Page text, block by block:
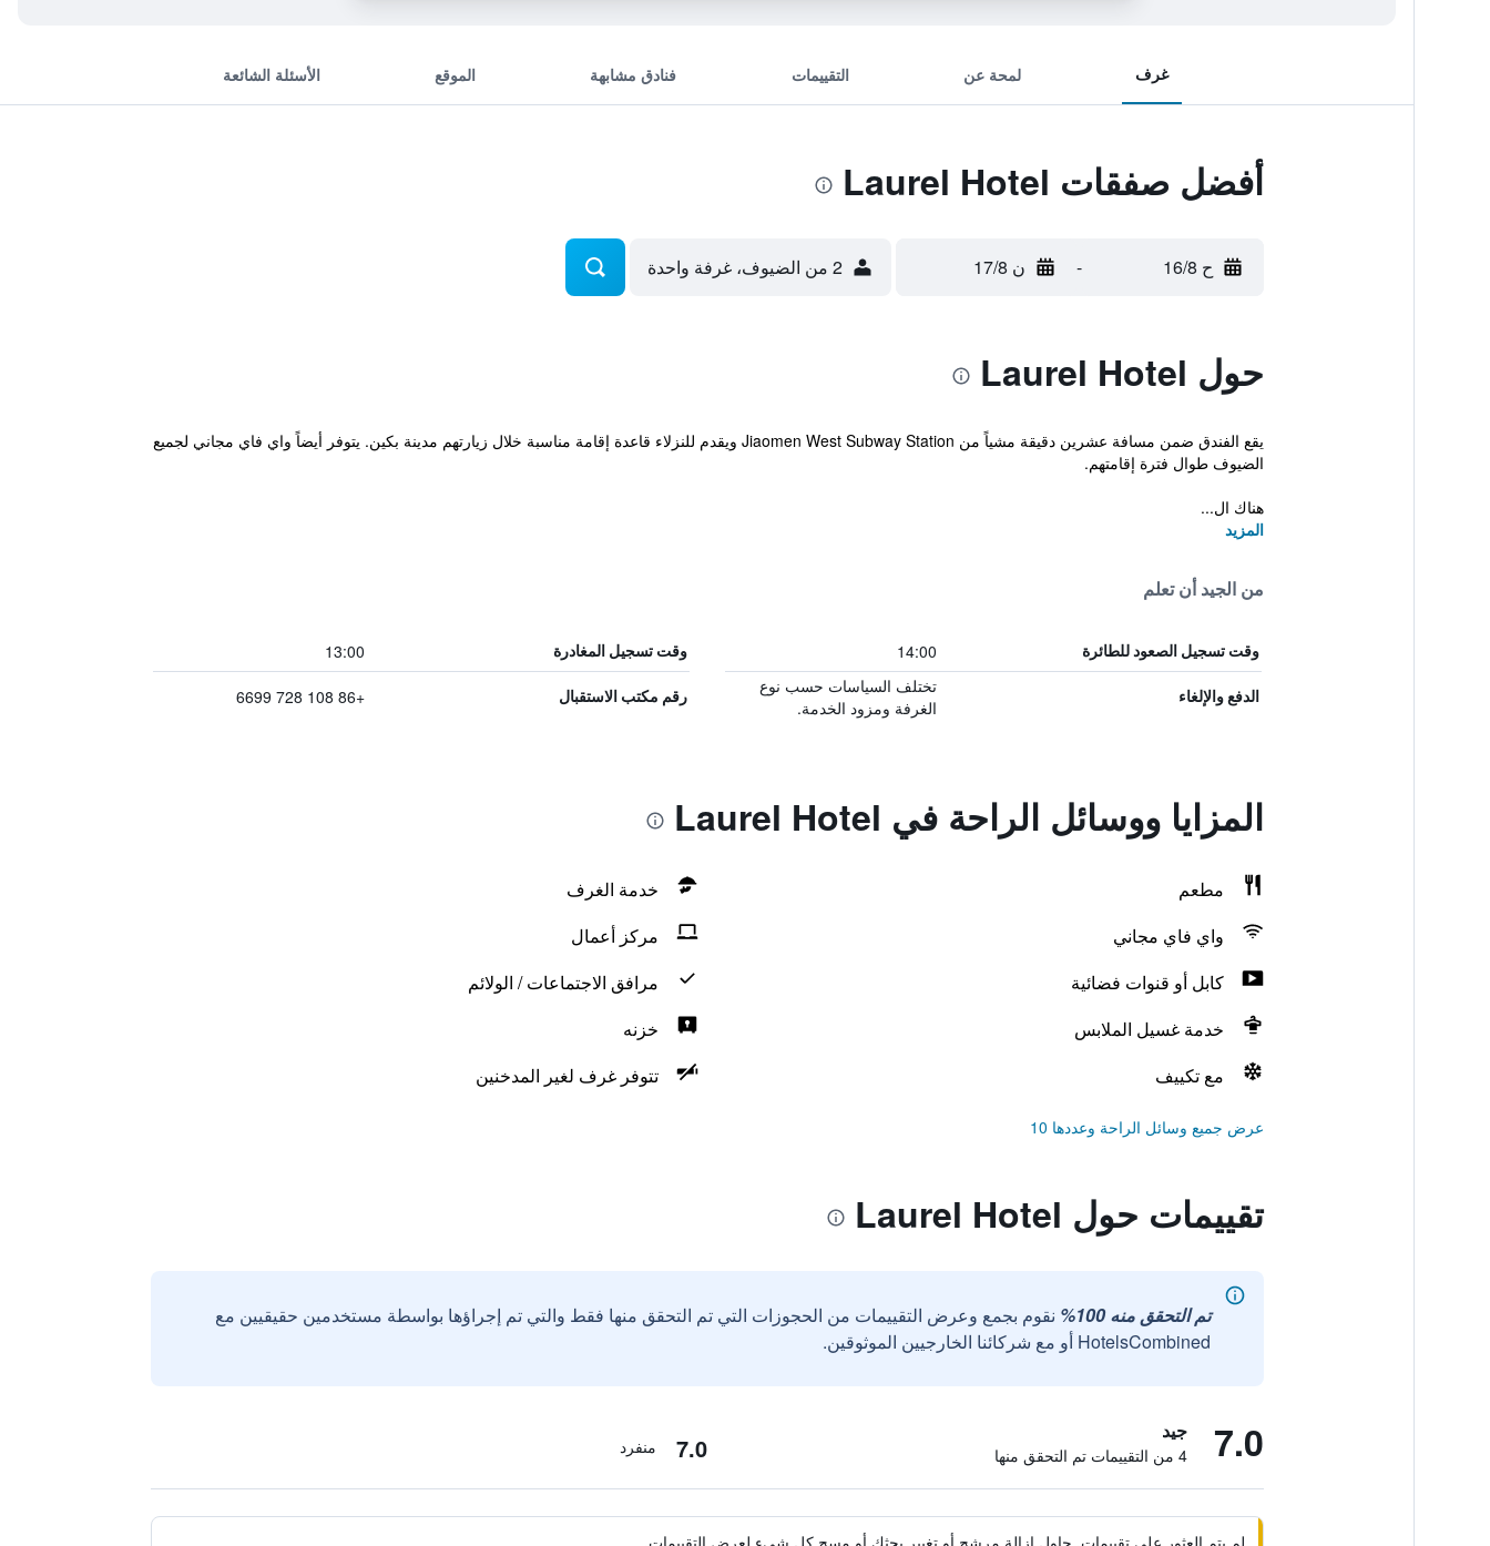
غرف لمحة عن التقييمات فنادق مشابهة الموقع الأسئلة الشائعة
أفضل صفقات Laurel Hotel
ح 16/8 - ن 17/8 2 من الضيوف، غرفة واحدة
حول Laurel Hotel
يقع الفندق ضمن مسافة عشرين دقيقة مشياً من Jiaomen West Subway Station ويقدم للنزلاء قاعدة إقامة مناسبة خلال زيارتهم مدينة بكين. يتوفر أيضاً واي فاي مجاني لجميع
الضيوف طوال فترة إقامتهم.
هناك ال...
المزيد
من الجيد أن تعلم
وقت تسجيل الصعود للطائرة 14:00 وقت تسجيل المغادرة 13:00
الدفع والإلغاء
تختلف السياسات حسب نوع
الغرفة ومزود الخدمة.
رقم مكتب الاستقبال +86 108 728 6699
المزايا ووسائل الراحة في Laurel Hotel
مطعم
خدمة الغرف
واي فاي مجاني
مركز أعمال
كابل أو قنوات فضائية
مرافق الاجتماعات / الولائم
خدمة غسيل الملابس
خزنه
مع تكييف
تتوفر غرف لغير المدخنين
عرض جميع وسائل الراحة وعددها 10
تقييمات حول Laurel Hotel
تم التحقق منه 100%
نقوم بجمع وعرض التقييمات من الحجوزات التي تم التحقق منها فقط والتي تم إجراؤها بواسطة مستخدمين حقيقيين مع
HotelsCombined أو مع شركائنا الخارجيين الموثوقين.
7.0 جيد
4 من التقييمات تم التحقق منها 7.0 منفرد
لم يتم العثور على تقييمات. حاول إزالة مرشح أو تغيير بحثك أو مسح كل شيء لعرض التقييمات.